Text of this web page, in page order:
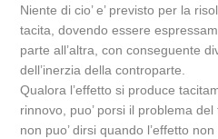
Niente di cio’ e’ previsto per la
tacita, dovendo essere
parte all’altra, con conseguente
dell’inerzia della controparte.
Qualora l’effetto si produce
rinnovo, puo’ porsi il problema
non puo’ dirsi quando l’effetto